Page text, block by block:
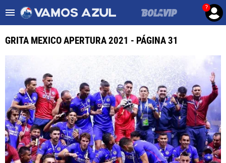
?
Cruz Azul – Filadelfia TV
LEAGUES CUP
LIGA MX
FEMENIL
FUERZAS BÁSICAS
GRITA MEXICO APERTURA 2021 - PÁGINA 31